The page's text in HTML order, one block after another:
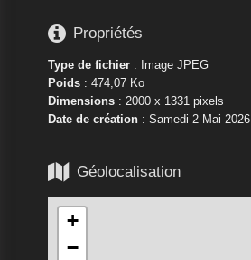
 Propriétés
Type de fichier: Image JPEG
Poids: 474,07 Ko
Dimensions: 2000 x 1331 pixels
Date de création: Samedi 2 Mai 2026
 Géolocalisation
+
−